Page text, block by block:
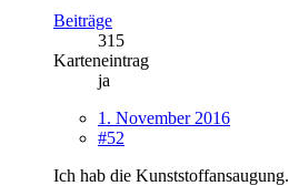
Beiträge
315
Karteneintrag
ja
1. November 2016
#52
Ich hab die Kunststoffansaugung.